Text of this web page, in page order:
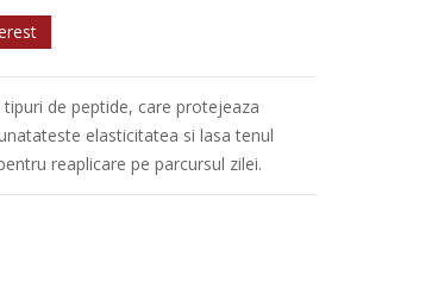
de peptide, care protejeaza
elasticitatea si lasa tenul
reaplicare pe parcursul zilei.